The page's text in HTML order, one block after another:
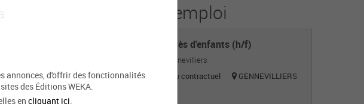
annonces, d'offrir des fonctionnalités
des Éditions WEKA.
en cliquant ici
Alpes-Côte d'Azur
Les offres d'emploi
Agent auprès d'enfants (h/f)
Mairie de Gennevilliers
Titulaire ou contractuel
GENNEVILLIERS